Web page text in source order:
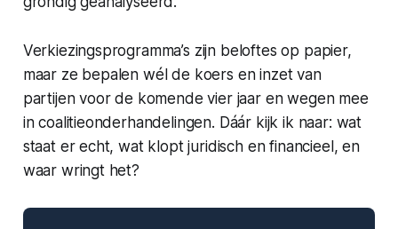
Verkiezingsprogramma’s zijn beloftes op papier,
maar ze bepalen wél de koers en inzet van
partijen voor de komende vier jaar en wegen mee
in coalitieonderhandelingen. Dáár kijk ik naar: wat
staat er echt, wat klopt juridisch en financieel, en
waar wringt het?